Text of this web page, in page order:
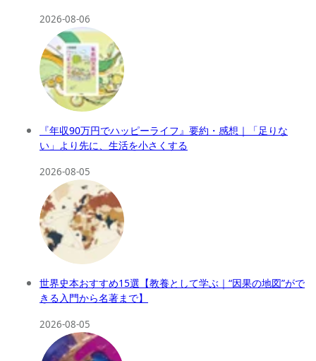
2026-08-06
『年収90万円でハッピーライフ』要約・感想｜「足りな
い」より先に、生活を小さくする
2026-08-05
世界史本おすすめ15選【教養として学ぶ｜“因果の地図”がで
きる入門から名著まで】
2026-08-05